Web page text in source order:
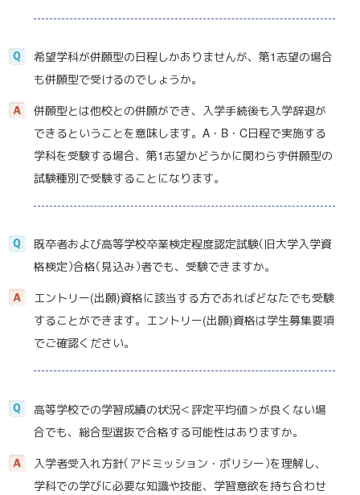
希望学科が併願型の日程しかありませんが、第1志望の場合
も併願型で受けるのでしょうか。
併願型とは他校との併願ができ、入学手続後も入学辞退が
できるということを意味します。A・B・C日程で実施する
学科を受験する場合、第1志望かどうかに関わらず併願型の
試験種別で受験することになります。
既卒者および高等学校卒業検定程度認定試験（旧大学入学資
格検定）合格（見込み）者でも、受験できますか。
エントリー(出願)資格に該当する方であればどなたでも受験
することができます。エントリー(出願)資格は学生募集要項
でご確認ください。
高等学校での学習成績の状況＜評定平均値＞が良くない場
合でも、総合型選抜で合格する可能性はありますか。
入学者受入れ方針（アドミッション・ポリシー）を理解し、
学科での学びに必要な知識や技能、学習意欲を持ち合わせ